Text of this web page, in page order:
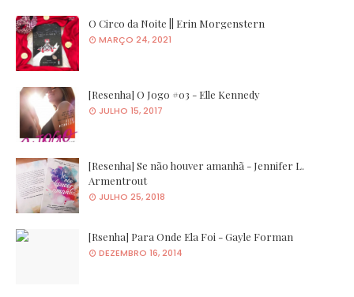
O Circo da Noite || Erin Morgenstern
MARÇO 24, 2021
[Resenha] O Jogo #03 - Elle Kennedy
JULHO 15, 2017
[Resenha] Se não houver amanhã - Jennifer L.
Armentrout
JULHO 25, 2018
[Rsenha] Para Onde Ela Foi - Gayle Forman
DEZEMBRO 16, 2014